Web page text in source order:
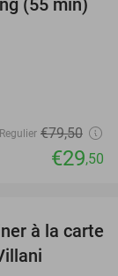
63%
(55 min)
Regulier €79,50
€29,50
52%
à la carte